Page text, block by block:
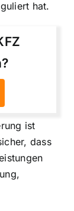
hat.
ist
dass